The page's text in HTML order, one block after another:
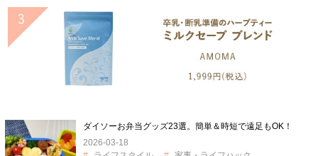
ダイソーお弁当グッズ23選。簡単＆時短で遠足もOK！
2026-03-18